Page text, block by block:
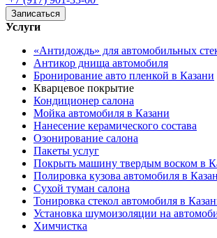
Записаться
Услуги
«Антидождь» для автомобильных
Антикор днища автомобиля
Бронирование авто пленкой в Казани
Кварцевое покрытие
Кондиционер салона
Мойка автомобиля в Казани
Нанесение керамического состава
Озонирование салона
Пакеты услуг
Покрыть машину твердым воском в
Полировка кузова автомобиля в
Сухой туман салона
Тонировка стекол автомобиля в
Установка шумоизоляции на
Химчистка